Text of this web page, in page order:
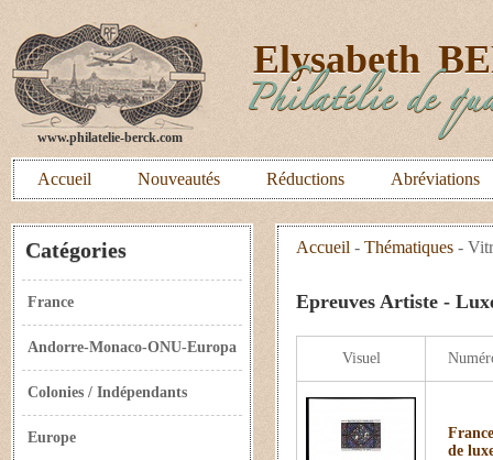
www.philatelie-berck.com
Elysabeth
Philatélie de
Accueil Nouveautés Réductions Abréviations
Catégories
France
Andorre-Monaco-ONU-Europa
Colonies / Indépendants
Europe
Accueil - Thématiques -
Epreuves Artiste -
Visuel
de